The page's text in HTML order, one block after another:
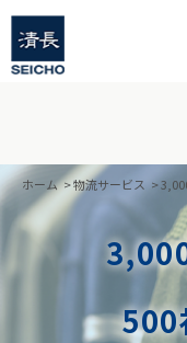
ホーム >物流サービス >
500